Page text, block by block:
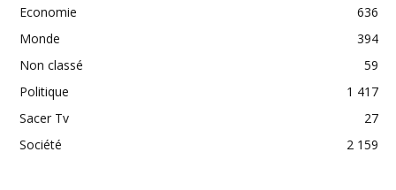
Economie
636
Monde
394
Non classé
59
Politique
1 417
Sacer Tv
27
Société
2 159